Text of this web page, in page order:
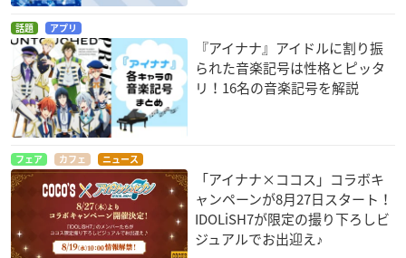
話題 アプリ
『アイナナ』アイドルに割り振
られた音楽記号は性格とピッタ
リ！16名の音楽記号を解説
フェア カフェ ニュース
「アイナナ×ココス」コラボキ
ャンペーンが8月27日スタート！
IDOLiSH7が限定の撮り下ろしビ
ジュアルでお出迎え♪